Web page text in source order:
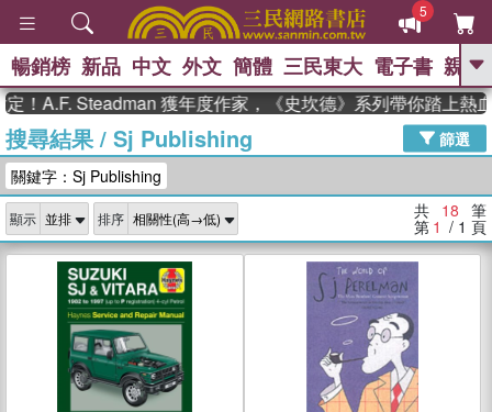
5
GO
熱搜： The Odyssey 、
父親節 、 如果歷史是一群喵 、 暑期
念華 、 台灣的李登輝時代 、 數學女
孩：黎曼猜想
偉大的迷走神經
暢銷榜 新品 中文 外文 簡體 三民東大 電子書 親子
A.F. Steadman 獲年度作家，《史坎德》系列帶你踏上熱血
搜尋結果/ Sj Publishing
篩選
關鍵字：Sj Publishing
顯示 排序 共 18 筆
第 1 / 1 頁